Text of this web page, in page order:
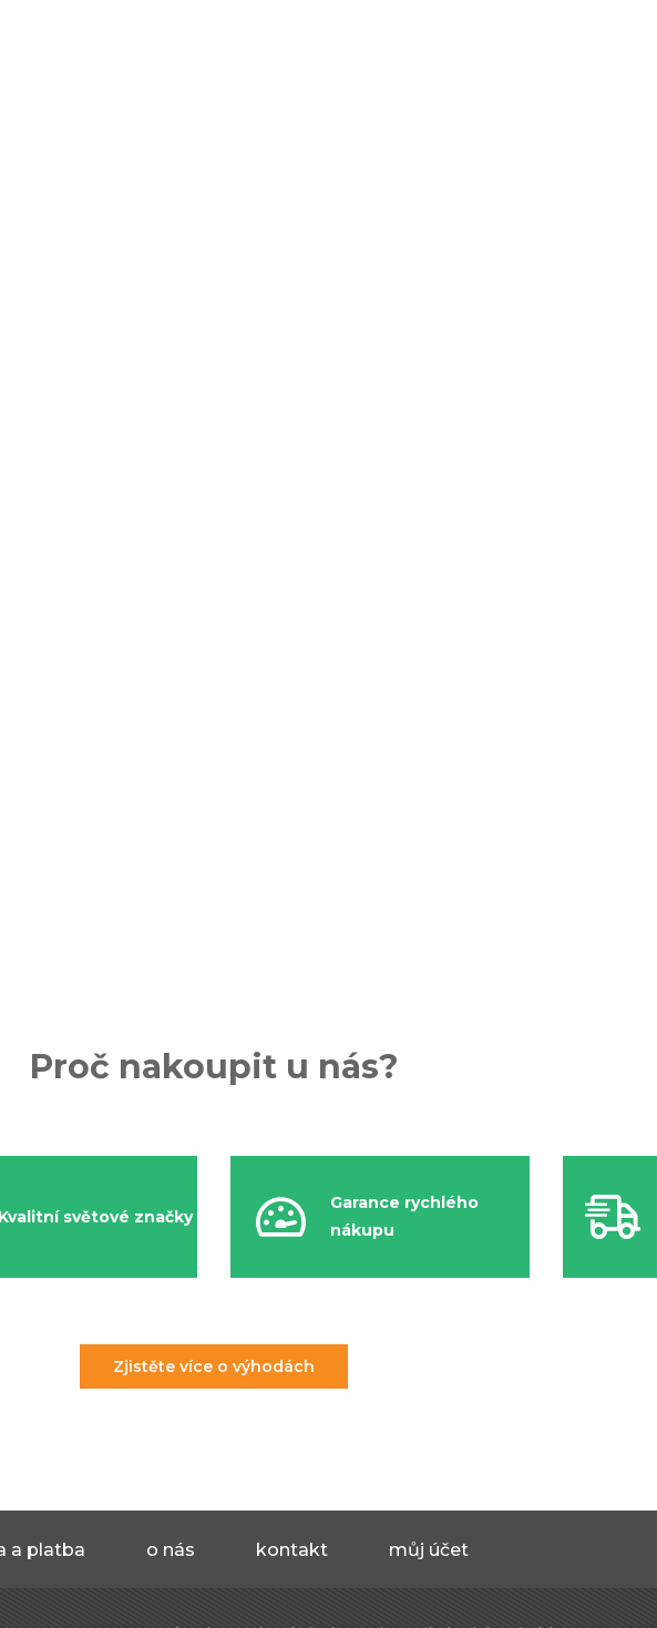
Proč nakoupit u nás?
Kvalitní světové značky
Garance rychlého
nákupu
Zjistěte více o výhodách
a platba o nás kontakt můj účet